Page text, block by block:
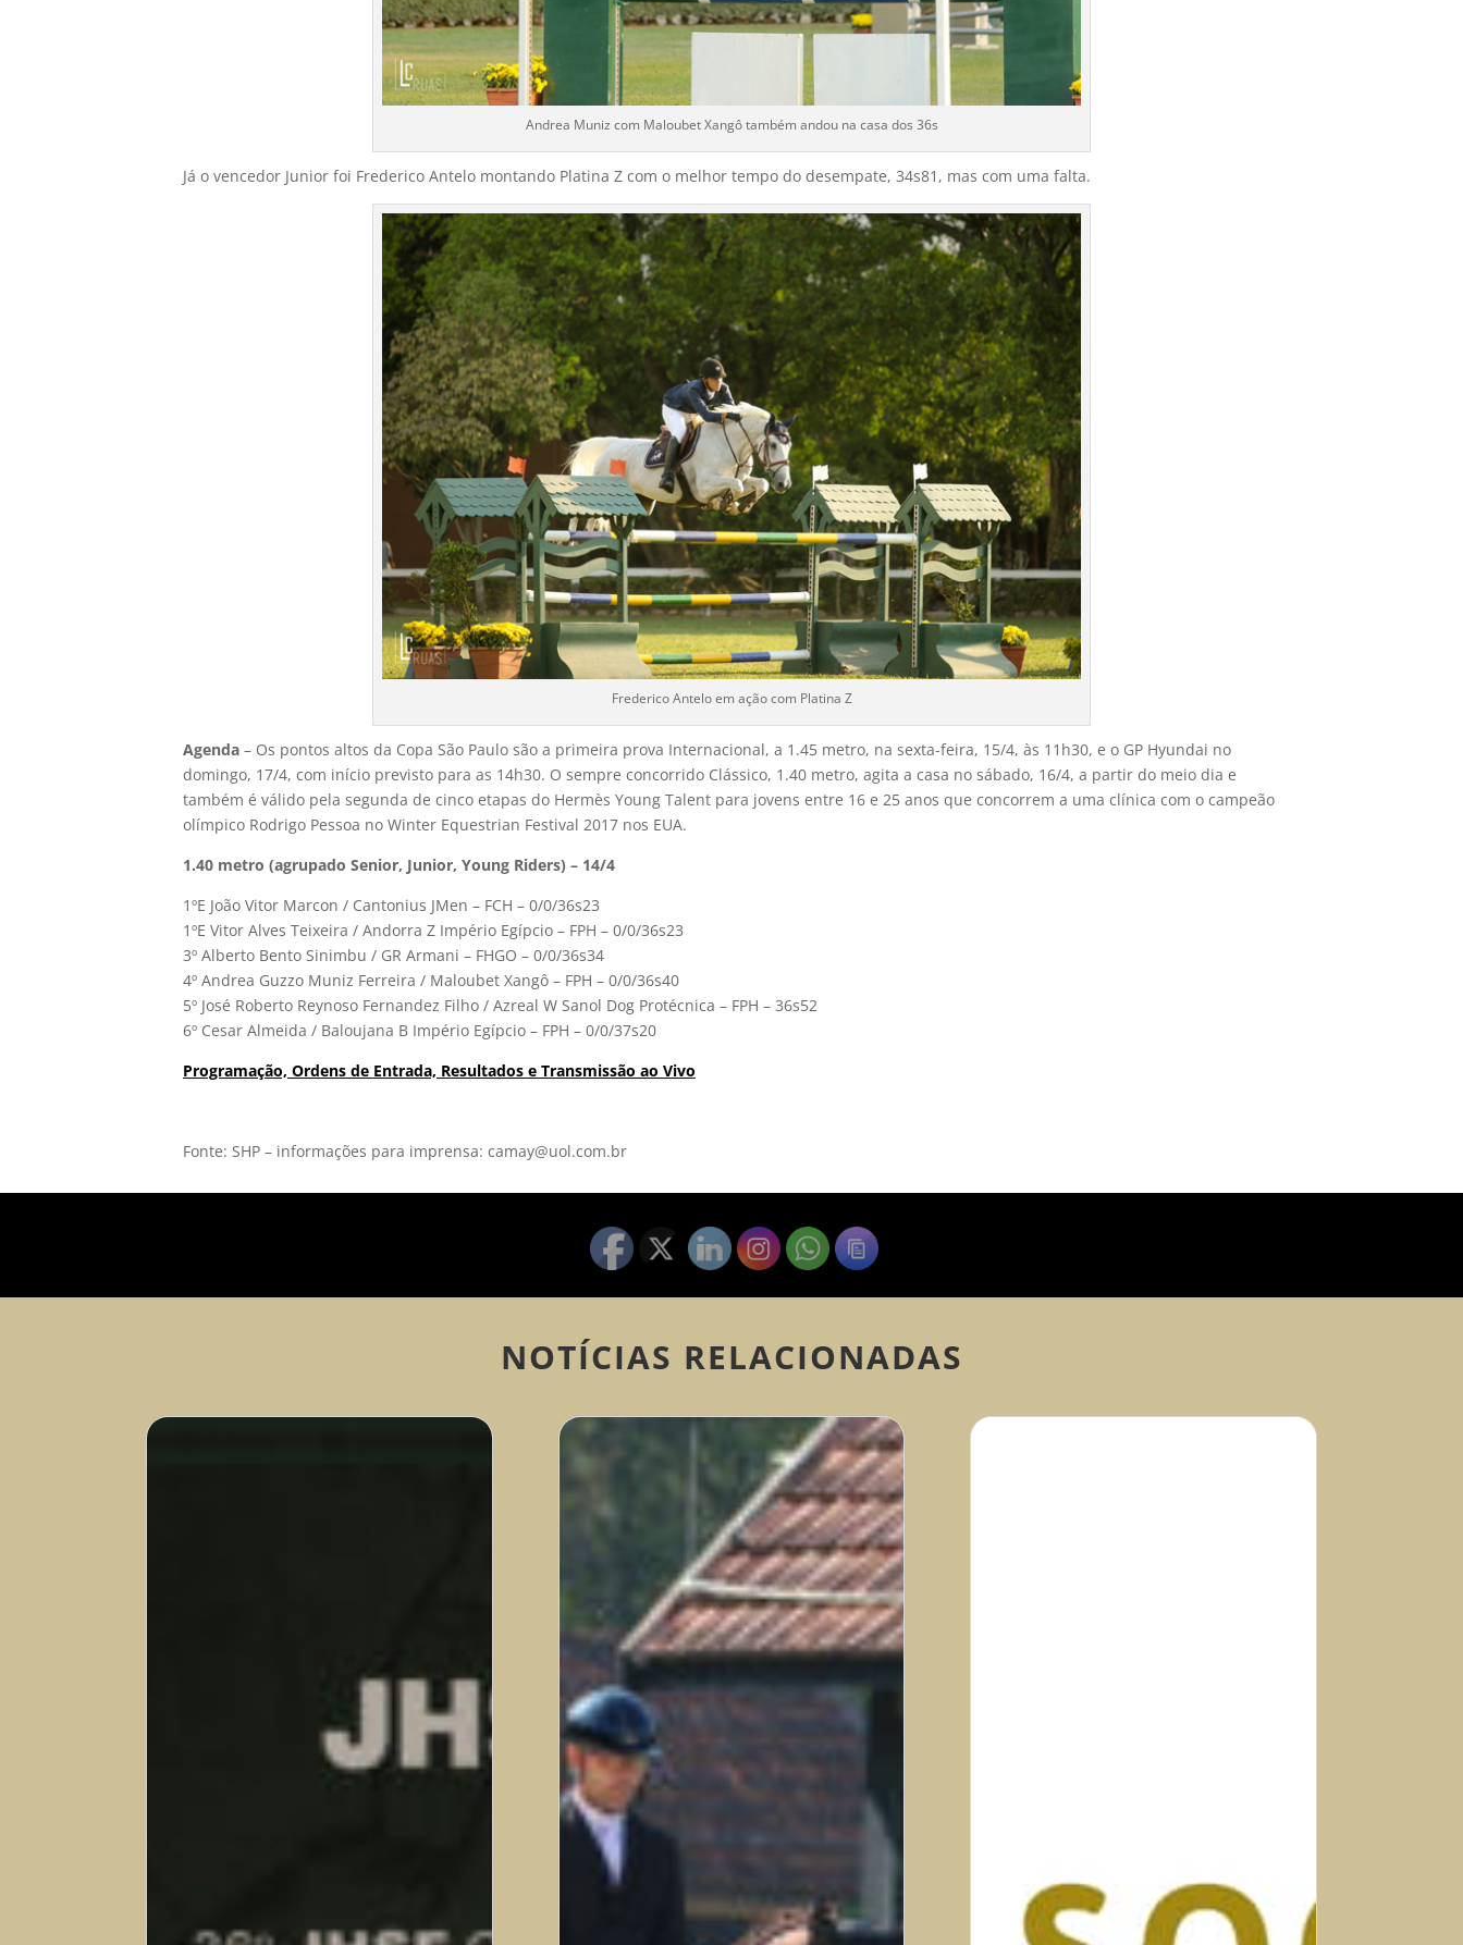
Andrea Muniz com Maloubet Xangô também andou na casa dos 36s
Já o vencedor Junior foi Frederico Antelo montando Platina Z com o melhor tempo do desempate, 34s81, mas com uma falta.
Frederico Antelo em ação com Platina Z
Agenda – Os pontos altos da Copa São Paulo são a primeira prova Internacional, a 1.45 metro, na sexta-feira, 15/4, às 11h30, e o GP Hyundai no
domingo, 17/4, com início previsto para as 14h30. O sempre concorrido Clássico, 1.40 metro, agita a casa no sábado, 16/4, a partir do meio dia e
também é válido pela segunda de cinco etapas do Hermès Young Talent para jovens entre 16 e 25 anos que concorrem a uma clínica com o campeão
olímpico Rodrigo Pessoa no Winter Equestrian Festival 2017 nos EUA.
1.40 metro (agrupado Senior, Junior, Young Riders) – 14/4
1ºE João Vitor Marcon / Cantonius JMen – FCH – 0/0/36s23
1ºE Vitor Alves Teixeira / Andorra Z Império Egípcio – FPH – 0/0/36s23
3º Alberto Bento Sinimbu / GR Armani – FHGO – 0/0/36s34
4º Andrea Guzzo Muniz Ferreira / Maloubet Xangô – FPH – 0/0/36s40
5º José Roberto Reynoso Fernandez Filho / Azreal W Sanol Dog Protécnica – FPH – 36s52
6º Cesar Almeida / Baloujana B Império Egípcio – FPH – 0/0/37s20
Programação, Ordens de Entrada, Resultados e Transmissão ao Vivo
Fonte: SHP – informações para imprensa: camay@uol.com.br
NOTÍCIAS RELACIONADAS